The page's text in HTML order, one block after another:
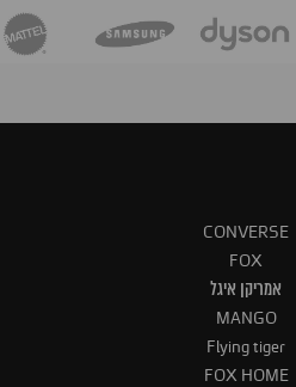
CONVERSE
FOX
אמריקן איגל
MANGO
Flying tiger
FOX HOME